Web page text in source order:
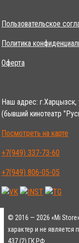
Пользовательское
Политика
Оферта
Наш адрес:
(бывший кинотеатр
Посмотреть на карте
+7(949) 337-73-60
+7(949) 806-05-05
© 2016 — 2026 «Mi
характер и не
437 (2) ГК РФ